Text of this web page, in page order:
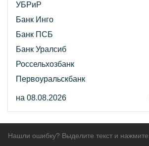
УБРиР
Банк Инго
Банк ПСБ
Банк Уралсиб
Россельхозбанк
Первоуральскбанк
на 08.08.2026
Нашли ошибку? Выделите текст и нажмите